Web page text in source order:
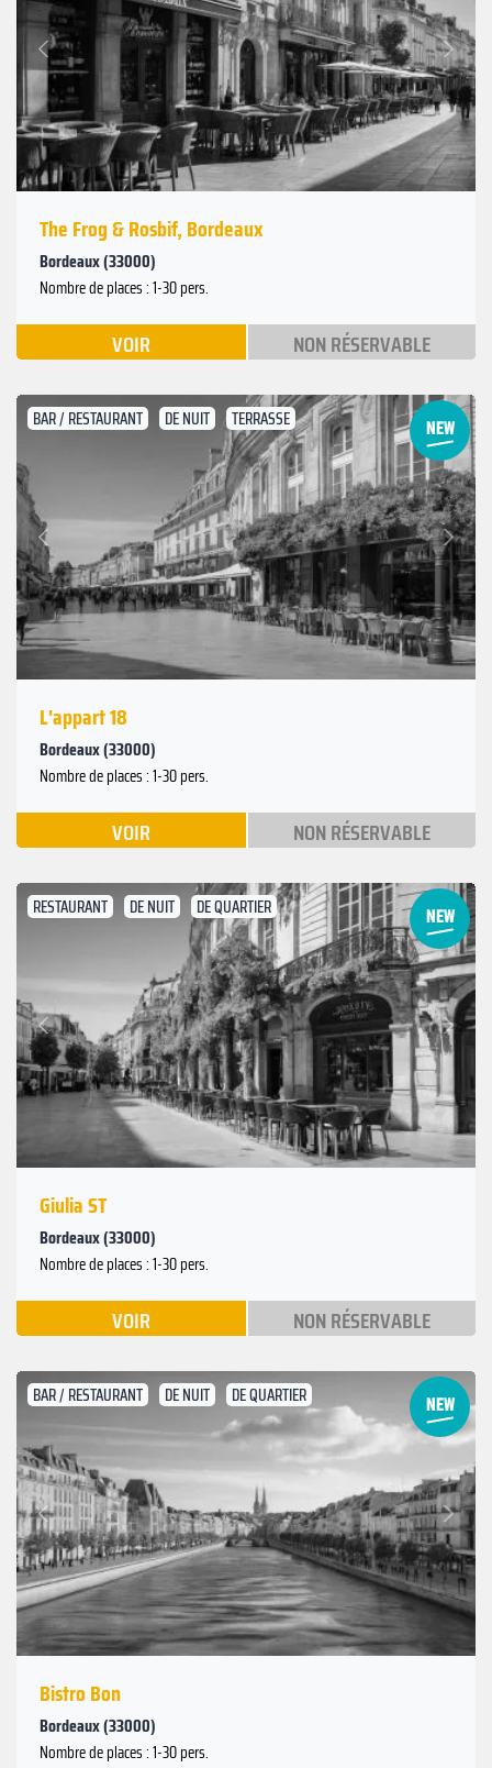
Précédent
Suivant
The Frog & Rosbif, Bordeaux
Bordeaux (33000)
Nombre de places : 1-30 pers.
VOIR NON RÉSERVABLE
BAR / RESTAURANT DE NUIT TERRASSE
Précédent
Suivant
L'appart 18
Bordeaux (33000)
Nombre de places : 1-30 pers.
VOIR NON RÉSERVABLE
RESTAURANT DE NUIT DE QUARTIER
Précédent
Suivant
Giulia ST
Bordeaux (33000)
Nombre de places : 1-30 pers.
VOIR NON RÉSERVABLE
BAR / RESTAURANT DE NUIT DE QUARTIER
Précédent
Suivant
Bistro Bon
Bordeaux (33000)
Nombre de places : 1-30 pers.